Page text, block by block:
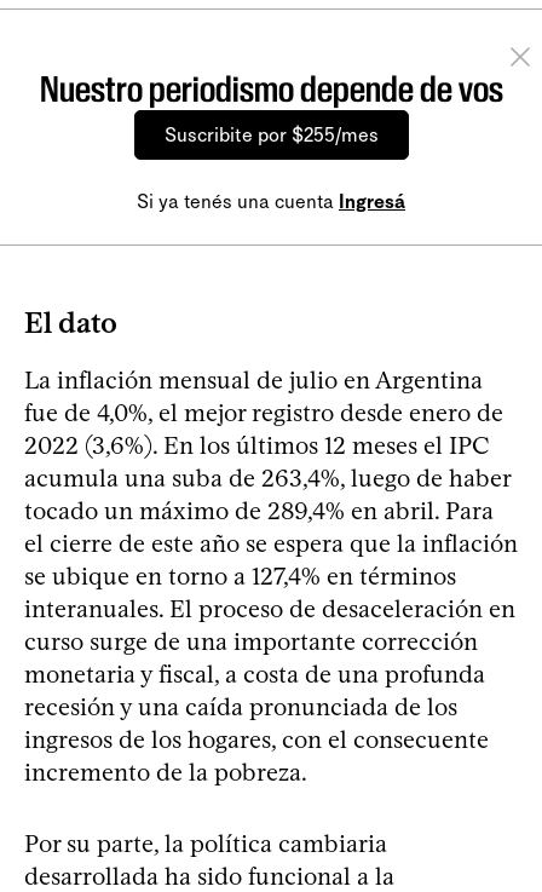
Nuestro periodismo depende de vos
Suscribite por $255/mes
Si ya tenés una cuenta Ingresá
El dato
La inflación mensual de julio en Argentina
fue de 4,0%, el mejor registro desde enero de
2022 (3,6%). En los últimos 12 meses el IPC
acumula una suba de 263,4%, luego de haber
tocado un máximo de 289,4% en abril. Para
el cierre de este año se espera que la inflación
se ubique en torno a 127,4% en términos
interanuales. El proceso de desaceleración en
curso surge de una importante corrección
monetaria y fiscal, a costa de una profunda
recesión y una caída pronunciada de los
ingresos de los hogares, con el consecuente
incremento de la pobreza.
Por su parte, la política cambiaria
desarrollada ha sido funcional a la